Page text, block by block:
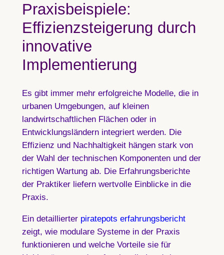
Praxisbeispiele:
Effizienzsteigerung durch
innovative
Implementierung
Es gibt immer mehr erfolgreiche Modelle, die in
urbanen Umgebungen, auf kleinen
landwirtschaftlichen Flächen oder in
Entwicklungsländern integriert werden. Die
Effizienz und Nachhaltigkeit hängen stark von
der Wahl der technischen Komponenten und der
richtigen Wartung ab. Die Erfahrungsberichte
der Praktiker liefern wertvolle Einblicke in die
Praxis.
Ein detaillierter piratepots erfahrungsbericht
zeigt, wie modulare Systeme in der Praxis
funktionieren und welche Vorteile sie für